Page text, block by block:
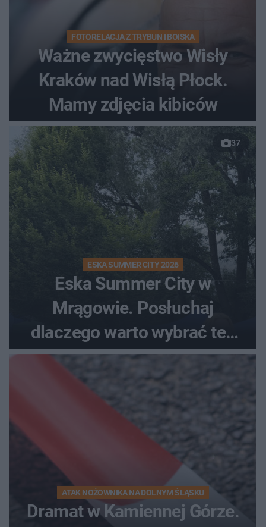
FOTORELACJA Z TRYBUN I BOISKA
Ważne zwycięstwo Wisły
Kraków nad Wisłą Płock.
Mamy zdjęcia kibiców
37
ESKA SUMMER CITY 2026
Eska Summer City w
Mrągowie. Posłuchaj
dlaczego warto wybrać ten
kierunek na urlop!
ATAK NOŻOWNIKA NA DOLNYM ŚLĄSKU
Dramat w Kamiennej Górze.